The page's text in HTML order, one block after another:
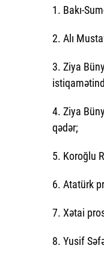
1. Bakı-
2. Alı
3. Ziya
4. Ziya
qədər;
5. Koroğlu
6. Atatürk
7. Xətai
8. Yusif